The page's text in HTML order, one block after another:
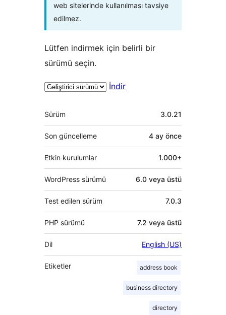
web sitelerinde kullanılması tavsiye
edilmez.
Lütfen indirmek için belirli bir
sürümü seçin.
İndir
Meta
Sürüm 3.0.21
Son güncelleme 4 ay önce
Etkin kurulumlar 1.000+
WordPress sürümü 6.0 veya üstü
Test edilen sürüm 7.0.3
PHP sürümü 7.2 veya üstü
Dil English (US)
Etiketler address book
business directory
directory